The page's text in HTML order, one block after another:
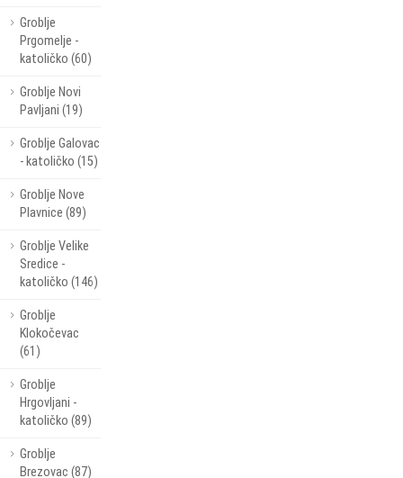
Groblje
Prgomelje -
katoličko (60)
Groblje Novi
Pavljani (19)
Groblje Galovac
- katoličko (15)
Groblje Nove
Plavnice (89)
Groblje Velike
Sredice -
katoličko (146)
Groblje
Klokočevac
(61)
Groblje
Hrgovljani -
katoličko (89)
Groblje
Brezovac (87)